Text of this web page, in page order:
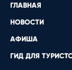
ГЛАВНАЯ
НОВОСТИ
АФИША
ГИД ДЛЯ